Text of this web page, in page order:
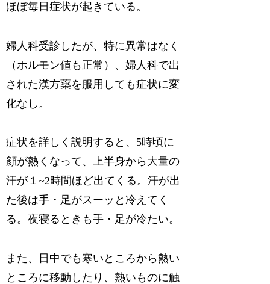
ほぼ毎日症状が起きている。
婦人科受診したが、特に異常はなく
（ホルモン値も正常）、婦人科で出
された漢方薬を服用しても症状に変
化なし。
症状を詳しく説明すると、5時頃に
顔が熱くなって、上半身から大量の
汗が１~2時間ほど出てくる。汗が出
た後は手・足がスーッと冷えてく
る。夜寝るときも手・足が冷たい。
また、日中でも寒いところから熱い
ところに移動したり、熱いものに触